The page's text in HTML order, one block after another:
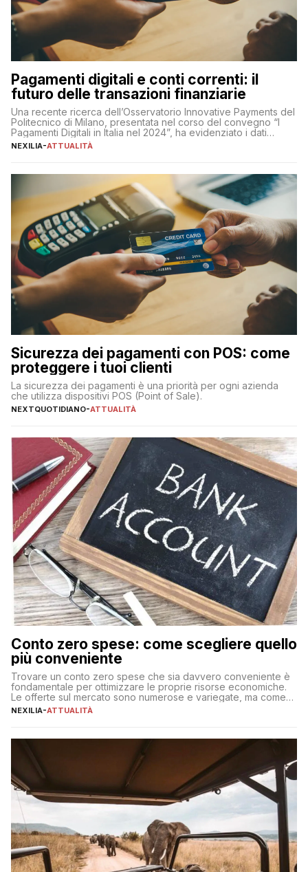
Pagamenti digitali e conti correnti: il
futuro delle transazioni finanziarie
Una recente ricerca dell’Osservatorio Innovative Payments del
Politecnico di Milano, presentata nel corso del convegno “I
Pagamenti Digitali in Italia nel 2024”, ha evidenziato i dati
definitivi del primo semestre 2024 relativamente alle
NEXILIA-ATTUALITÀ
Sicurezza dei pagamenti con POS: come
proteggere i tuoi clienti
La sicurezza dei pagamenti è una priorità per ogni azienda
che utilizza dispositivi POS (Point of Sale).
NEXTQUOTIDIANO-ATTUALITÀ
Conto zero spese: come scegliere quello
più conveniente
Trovare un conto zero spese che sia davvero conveniente è
fondamentale per ottimizzare le proprie risorse economiche.
Le offerte sul mercato sono numerose e variegate, ma come
individuare quella più adatta alle proprie esigenze senza
sul […]
NEXILIA-ATTUALITÀ